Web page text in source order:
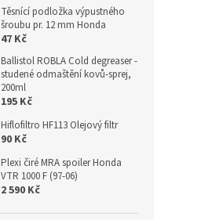
Těsnící podložka výpustného
šroubu pr. 12 mm Honda
47 Kč
Ballistol ROBLA Cold degreaser -
studené odmaštění kovů-sprej,
200ml
195 Kč
Hiflofiltro HF113 Olejový filtr
90 Kč
Plexi čiré MRA spoiler Honda
VTR 1000 F (97-06)
2 590 Kč